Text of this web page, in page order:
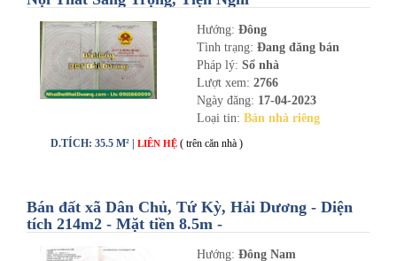
Hướng: Đông
Tình trạng: Đang đăng bán
Pháp lý: Sổ nhà
Lượt xem: 2766
Ngày đăng: 17-04-2023
Loại tin: Bán nhà riêng
D.TÍCH: 35.5 M² | LIÊN HỆ ( trên căn nhà )
Bán đất xã Dân Chủ, Tứ Kỳ, Hải Dương - Diện
tích 214m2 - Mặt tiền 8.5m -
Hướng: Đông Nam